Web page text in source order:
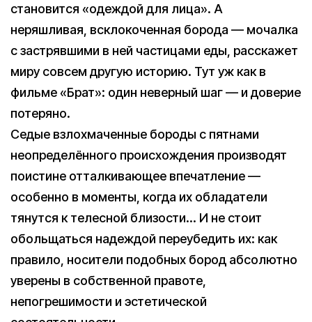
становится «одеждой для лица». А
неряшливая, всклокоченная борода — мочалка
с застрявшими в ней частицами еды, расскажет
миру совсем другую историю. Тут уж как в
фильме «Брат»: один неверный шаг — и доверие
потеряно.
Седые взлохмаченные бороды с пятнами
неопределённого происхождения производят
поистине отталкивающее впечатление —
особенно в моменты, когда их обладатели
тянутся к телесной близости… И не стоит
обольщаться надеждой переубедить их: как
правило, носители подобных бород абсолютно
уверены в собственной правоте,
непогрешимости и эстетической